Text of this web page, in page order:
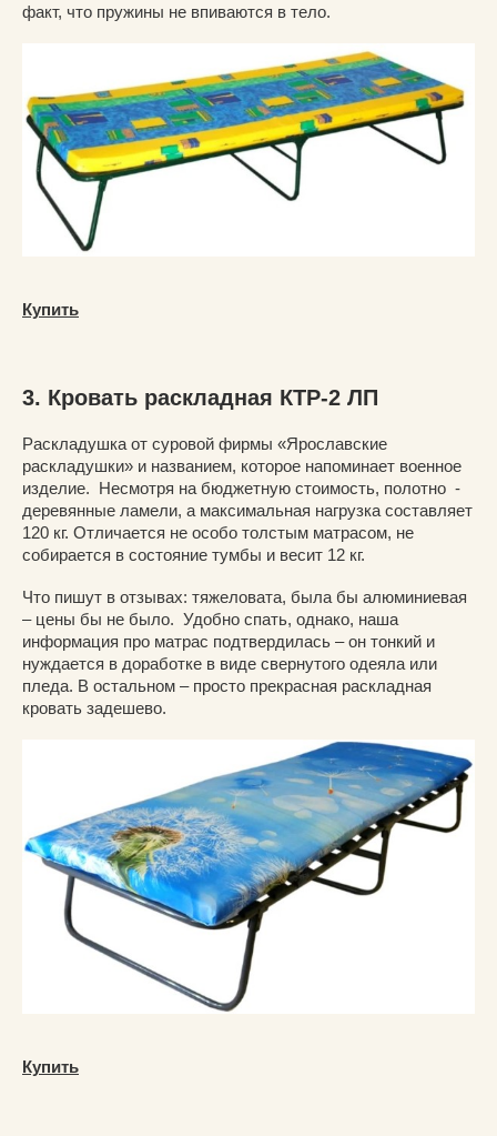
факт, что пружины не впиваются в тело.
Купить
3. Кровать раскладная КТР-2 ЛП
Раскладушка от суровой фирмы «Ярославские
раскладушки» и названием, которое напоминает военное
изделие. Несмотря на бюджетную стоимость, полотно -
деревянные ламели, а максимальная нагрузка составляет
120 кг. Отличается не особо толстым матрасом, не
собирается в состояние тумбы и весит 12 кг.
Что пишут в отзывах: тяжеловата, была бы алюминиевая
– цены бы не было. Удобно спать, однако, наша
информация про матрас подтвердилась – он тонкий и
нуждается в доработке в виде свернутого одеяла или
пледа. В остальном – просто прекрасная раскладная
кровать задешево.
Купить